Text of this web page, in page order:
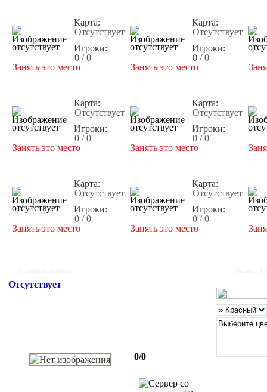
Карта:
Отсутствует
Игроки:
0 / 0
Занять это место
Карта:
Отсутствует
Игроки:
0 / 0
Занять это место
Карта:
Отсутствует
Игроки:
0 / 0
Занять это место
Карта:
Отсутствует
Игроки:
0 / 0
Занять это место
Карта:
Отсутствует
Игроки:
0 / 0
Занять это место
Карта:
Отсутствует
Игроки:
0 / 0
Занять это место
Отсутствует
0/0